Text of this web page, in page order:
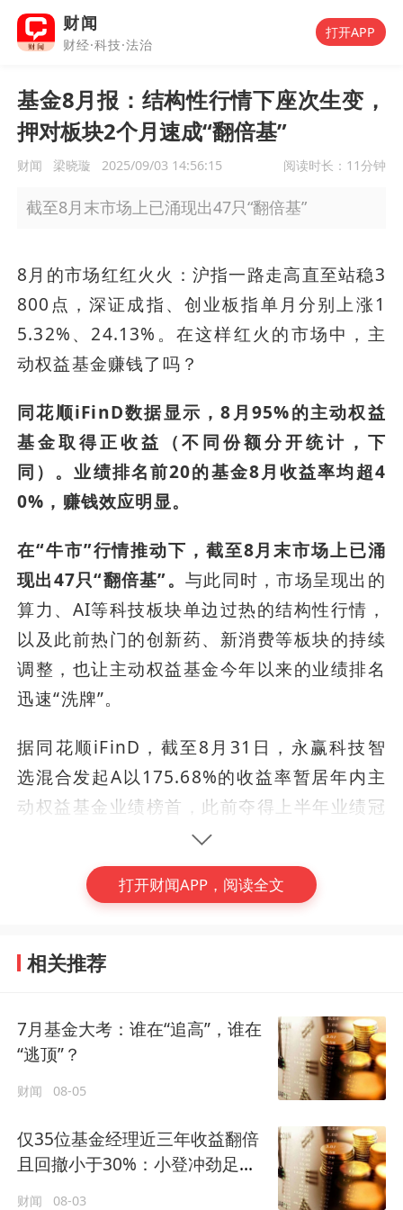
财闻
财经·科技·法治
打开APP
基金8月报：结构性行情下座次生变，
押对板块2个月速成“翻倍基”
财闻 梁晓璇 2025/09/03 14:56:15 阅读时长： 11分钟
截至8月末市场上已涌现出47只“翻倍基”
8月的市场红红火火：沪指一路走高直至站稳3
800点，深证成指、创业板指单月分别上涨1
5.32%、24.13%。在这样红火的市场中，主
动权益基金赚钱了吗？
同花顺iFinD数据显示，8月95%的主动权益
基金取得正收益（不同份额分开统计，下
同）。业绩排名前20的基金8月收益率均超4
0%，赚钱效应明显。
在“牛市”行情推动下，截至8月末市场上已涌
现出47只“翻倍基”。 与此同时，市场呈现出的
算力、AI等科技板块单边过热的结构性行情，
以及此前热门的创新药、新消费等板块的持续
调整，也让主动权益基金今年以来的业绩排名
迅速“洗牌”。
据同花顺iFinD，截至8月31日，永赢科技智
选混合发起A以175.68%的收益率暂居年内主
动权益基金业绩榜首，此前夺得上半年业绩冠
军的汇添富香港优势精选混合（QDII）A以14
4.52%的收益率居第二位。
总体来看，此前涨幅居前的创新药主题基金凭
列，而押中了热门赛道的基金“后劲”也不容小
# 基金
打开财闻APP，阅读全文
相关推荐
7月基金大考：谁在“追高”，谁在
“逃顶”？
财闻 08-05
仅35位基金经理近三年收益翻倍
且回撤小于30%：小登冲劲足，
财闻 08-03